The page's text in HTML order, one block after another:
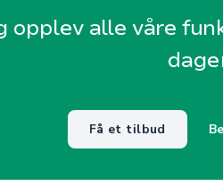
opplev alle våre
Få et tilbud